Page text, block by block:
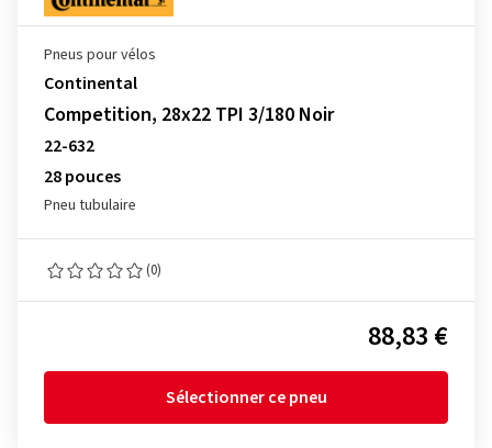
Pneus pour vélos
Continental
Competition, 28x22 TPI 3/180 Noir
22-632
28 pouces
Pneu tubulaire
(0)
88,83 €
Sélectionner ce pneu